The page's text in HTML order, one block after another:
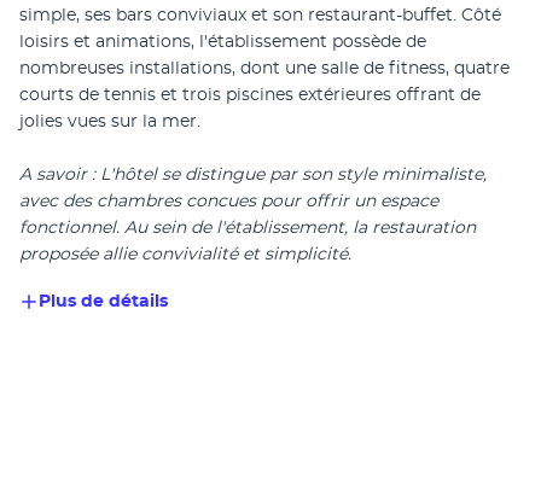
simple, ses bars conviviaux et son restaurant-buffet. Côté
loisirs et animations, l'établissement possède de
nombreuses installations, dont une salle de fitness, quatre
courts de tennis et trois piscines extérieures offrant de
jolies vues sur la mer.
A savoir : L'hôtel se distingue par son style minimaliste,
avec des chambres concues pour offrir un espace
fonctionnel. Au sein de l'établissement, la restauration
proposée allie convivialité et simplicité.
Plus de détails